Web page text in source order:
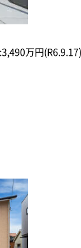
万円(R6.9.17)